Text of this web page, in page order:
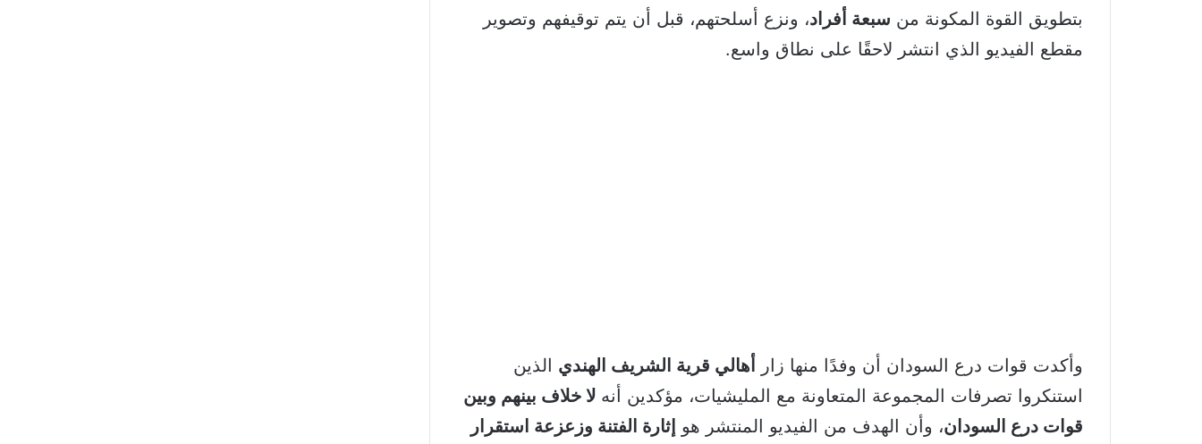
بتطويق القوة المكونة من سبعة أفراد، ونزع أسلحتهم، قبل أن يتم توقيفهم وتصوير
مقطع الفيديو الذي انتشر لاحقًا على نطاق واسع.
وأكدت قوات درع السودان أن وفدًا منها زار أهالي قرية الشريف الهندي الذين
استنكروا تصرفات المجموعة المتعاونة مع المليشيات، مؤكدين أنه لا خلاف بينهم وبين
قوات درع السودان، وأن الهدف من الفيديو المنتشر هو إثارة الفتنة وزعزعة استقرار